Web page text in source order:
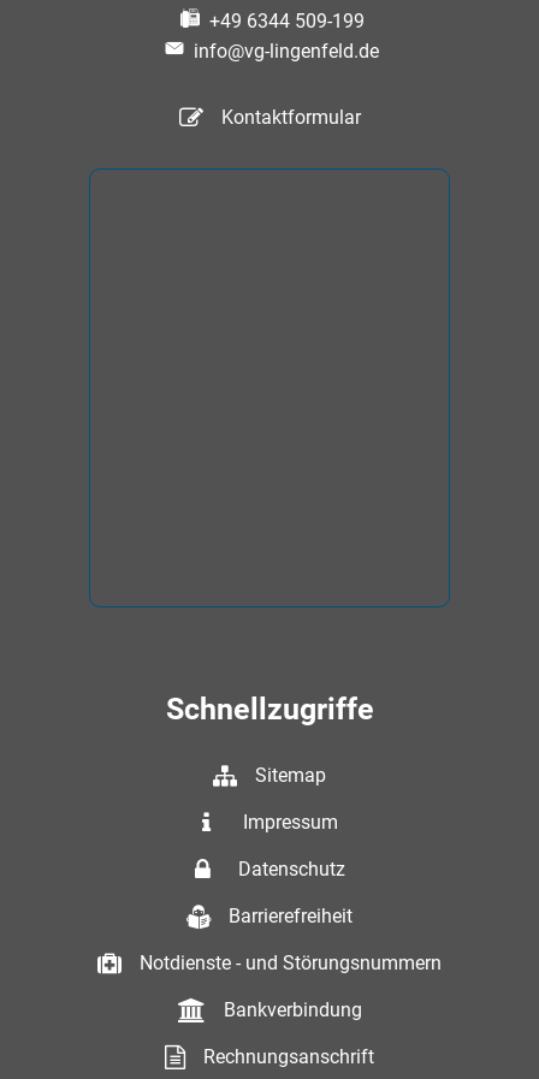
+49 6344 509-199
info@vg-lingenfeld.de
Kontaktformular
Schnellzugriffe
Sitemap
Impressum
Datenschutz
Barrierefreiheit
Notdienste - und Störungsnummern
Bankverbindung
Rechnungsanschrift